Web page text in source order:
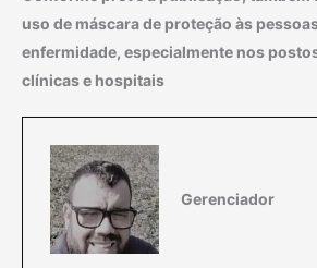
uso de máscara de proteção às
enfermidade, especialmente nos
clínicas e hospitais
Gerenciador